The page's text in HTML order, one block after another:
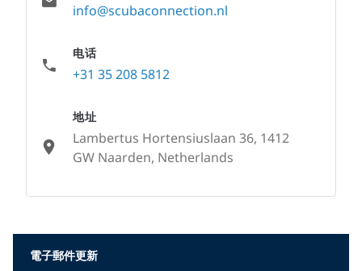
info@scubaconnection.nl
电话
+31 35 208 5812
地址
Lambertus Hortensiuslaan 36, 1412
GW Naarden, Netherlands
電子郵件更新